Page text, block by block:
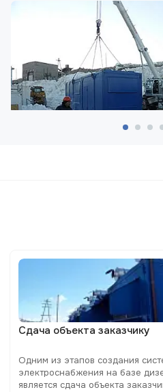
Сдача объекта заказчику
Одним из этапов создания
электроснабжения на базе
является сдача объекта